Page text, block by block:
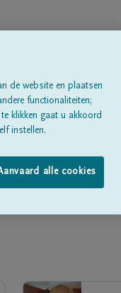
Een platform
te betuigen met
de website en plaatsen
functionaliteiten;
klikken gaat u akkoord
instellen.
alle cookies